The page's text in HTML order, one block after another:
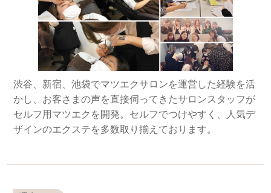
渋谷、新宿、池袋でマツエクサロンを運営した経験を活
かし、お客さまの声を直接伺ってきたサロンスタッフが
セルフ用マツエクを開発。セルフでつけやすく、人気デ
ザインのエクステを多数取り揃えております。